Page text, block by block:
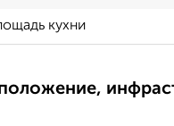
кухни